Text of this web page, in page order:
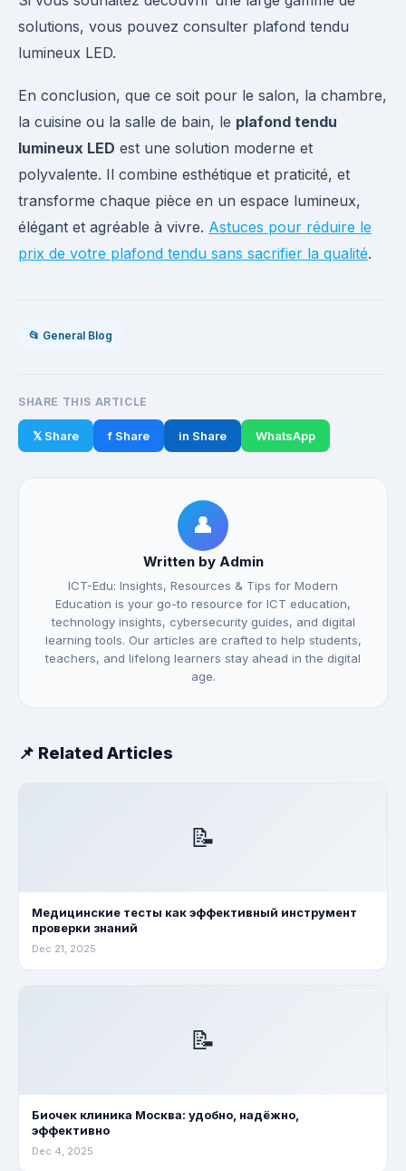
solutions, vous pouvez consulter plafond tendu
lumineux LED.
En conclusion, que ce soit pour le salon, la chambre,
la cuisine ou la salle de bain, le plafond tendu
lumineux LED est une solution moderne et
polyvalente. Il combine esthétique et praticité, et
transforme chaque pièce en un espace lumineux,
élégant et agréable à vivre. Astuces pour réduire le
prix de votre plafond tendu sans sacrifier la qualité.
📂 General Blog
SHARE THIS ARTICLE
𝕏 Share f Share in Share WhatsApp
👤
Written by Admin
ICT-Edu: Insights, Resources & Tips for Modern
Education is your go-to resource for ICT education,
technology insights, cybersecurity guides, and digital
learning tools. Our articles are crafted to help students,
teachers, and lifelong learners stay ahead in the digital
age.
📌 Related Articles
📝
Медицинские тесты как эффективный инструмент
проверки знаний
Dec 21, 2025
📝
Биочек клиника Москва: удобно, надёжно,
эффективно
Dec 4, 2025